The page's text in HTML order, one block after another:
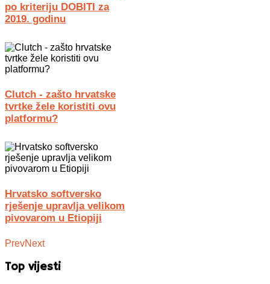
po kriteriju DOBITI za
2019. godinu
Clutch - zašto hrvatske
tvrtke žele koristiti ovu
platformu?
Hrvatsko softversko
rješenje upravlja velikom
pivovarom u Etiopiji
PrevNext
Top vijesti